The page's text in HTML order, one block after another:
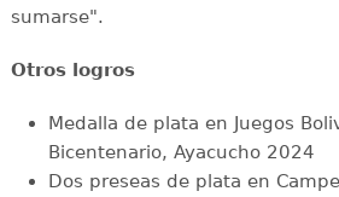
sumarse".
Otros logros
Medalla de plata en Juegos
Bicentenario, Ayacucho 2024
Dos preseas de plata en